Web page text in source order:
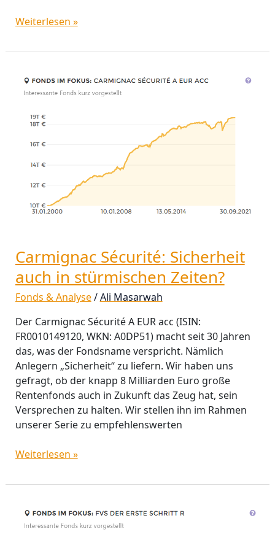
Weiterlesen »
Carmignac Sécurité: Sicherheit
auch in stürmischen Zeiten?
Fonds & Analyse/Ali Masarwah
Der Carmignac Sécurité A EUR acc (ISIN:
FR0010149120, WKN: A0DP51) macht seit 30 Jahren
das, was der Fondsname verspricht. Nämlich
Anlegern „Sicherheit“ zu liefern. Wir haben uns
gefragt, ob der knapp 8 Milliarden Euro große
Rentenfonds auch in Zukunft das Zeug hat, sein
Versprechen zu halten. Wir stellen ihn im Rahmen
unserer Serie zu empfehlenswerten
Sécurité:
auch
stürmischen
Zeiten?
Weiterlesen »
von